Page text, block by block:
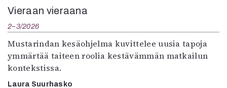
Vieraan vieraana
2–3/2026
Mustarindan kesäohjelma kuvittelee uusia tapoja
ymmärtää taiteen roolia kestävämmän matkailun
kontekstissa.
Laura Suurhasko